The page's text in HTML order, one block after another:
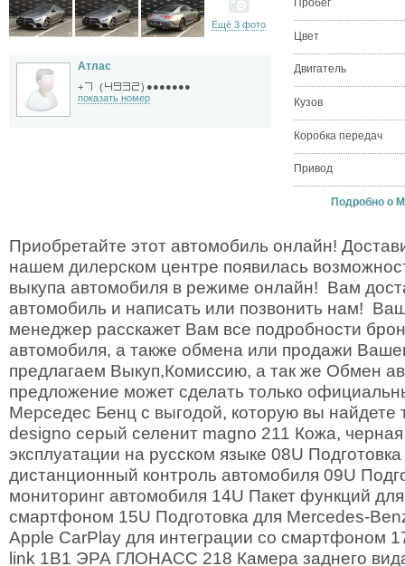
Ещё 3 фото
Атлас
+ ( ) ●●●●●●●
показать номер
Пробег
Цвет
Двигатель
Кузов
Коробка передач
Привод
Подробно о
Приобретайте этот автомобиль онлайн!
нашем дилерском центре появилась
выкупа автомобиля в режиме онлайн! Вам
автомобиль и написать или позвонить нам!
менеджер расскажет Вам все подробности
автомобиля, а также обмена или продажи
предлагаем Выкуп,Комиссию, а так же Обмен
предложение может сделать только
Мерседес Бенц с выгодой, которую вы найдете
designo серый селенит magno 211 Кожа,
эксплуатации на русском языке 08U
дистанционный контроль автомобиля 09U
мониторинг автомобиля 14U Пакет функций
смартфоном 15U Подготовка для Mercedes-
Apple CarPlay для интеграции со смартфоном
link 1B1 ЭРА ГЛОНАСС 218 Камера заднего